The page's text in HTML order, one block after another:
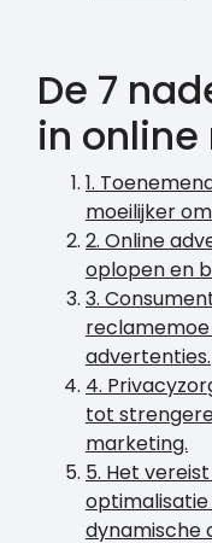
De 7
in
1.
moeilijker
2. Online
oplopen en
3.
advertenties.
4.
tot
marketing.
5. Het
dynamische